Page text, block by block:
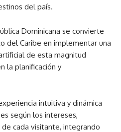
del país.
Dominicana se convierte
del Caribe en implementar una
de esta magnitud
la planificación y
intuitiva y dinámica
según los intereses,
cada visitante, integrando